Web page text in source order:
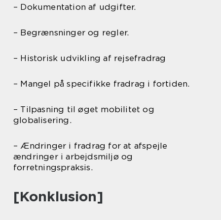
– Dokumentation af udgifter.
– Begrænsninger og regler.
– Historisk udvikling af rejsefradrag
– Mangel på specifikke fradrag i fortiden.
– Tilpasning til øget mobilitet og
globalisering.
– Ændringer i fradrag for at afspejle
ændringer i arbejdsmiljø og
forretningspraksis.
[Konklusion]